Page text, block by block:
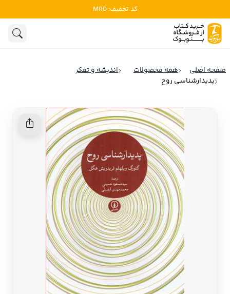
کد تخفیف: MRD
ادبیات
روانشناسی
تاریخ و سیاست
کودک و نوجوان
علوم اجتماعی
ادیان و اساطیر
ادبیات فرانسه
ادبیات ایتالیا
ادبیات روسیه
ادبیات آمریکای لاتین
ادبیات آلمان
ادبیات ترکیه
ادبیات آسیا
سایر کشورهای اروپا
داستان کوتاه
صفحه اصلی همه محصولات
اندیشه و تفکر
پدیدارشناسی روح